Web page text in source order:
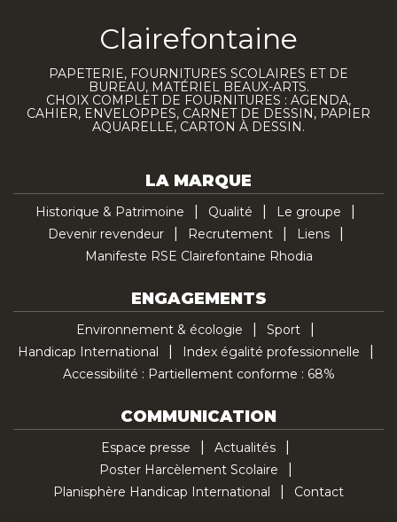
Clairefontaine
PAPETERIE, FOURNITURES SCOLAIRES ET DE
BUREAU, MATÉRIEL BEAUX-ARTS.
CHOIX COMPLET DE FOURNITURES : AGENDA,
CAHIER, ENVELOPPES, CARNET DE DESSIN, PAPIER
AQUARELLE, CARTON À DESSIN.
LA MARQUE
Historique & Patrimoine Qualité
Le groupe
Devenir revendeur
Recrutement
Liens
Manifeste RSE Clairefontaine Rhodia
ENGAGEMENTS
Environnement & écologie
Sport
Handicap International
Index égalité professionnelle
Accessibilité : Partiellement conforme : 68%
COMMUNICATION
Espace presse
Actualités
Poster Harcèlement Scolaire
Planisphère Handicap International
Contact